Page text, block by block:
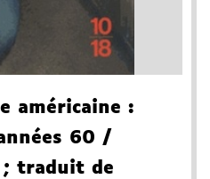
américaine :
60 /
; traduit de